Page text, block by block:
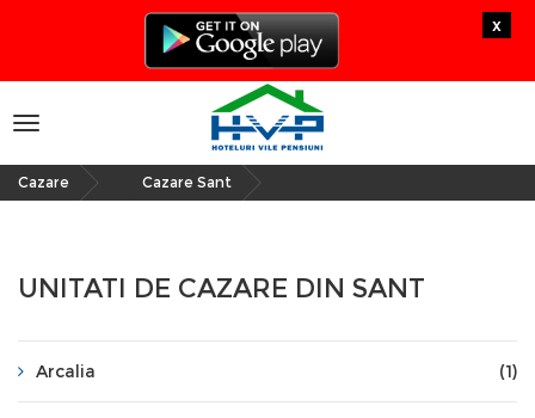
x
Toggle
navigation
Cazare Cazare Sant
UNITATI DE CAZARE DIN SANT
Arcalia (1)